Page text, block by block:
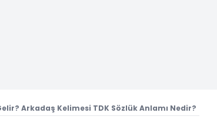
Arkadaş Kelimesi TDK Sözlük Anlamı Nedir?